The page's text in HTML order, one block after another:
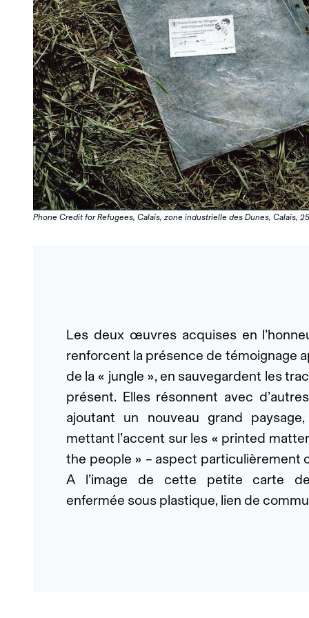
Phone Credit for Refugees, Calais, zone industrielle des Dunes, Calais,
Les deux œuvres acquises en
renforcent la présence de témoignage
de la « jungle », en sauvegardent les
présent. Elles résonnent avec
ajoutant un nouveau grand
mettant l’accent sur les « printed
the people » – aspect particulièrement
A l’image de cette petite carte
enfermée sous plastique, lien de